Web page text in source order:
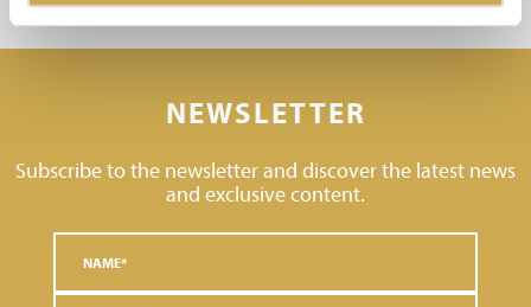
NEWSLETTER
Subscribe to the newsletter and discover the latest news
and exclusive content.